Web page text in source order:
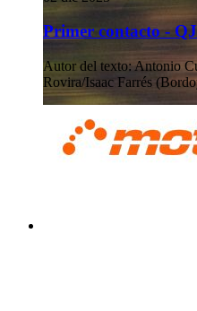
Primer contacto -
Autor del texto:Antonio
Rovira/Isaac Farrés